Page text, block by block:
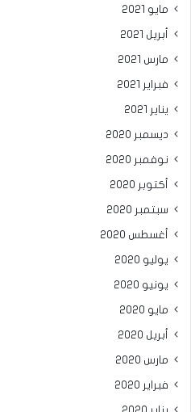
مايو 2021
أبريل 2021
مارس 2021
فبراير 2021
يناير 2021
ديسمبر 2020
نوفمبر 2020
أكتوبر 2020
سبتمبر 2020
أغسطس 2020
يوليو 2020
يونيو 2020
مايو 2020
أبريل 2020
مارس 2020
فبراير 2020